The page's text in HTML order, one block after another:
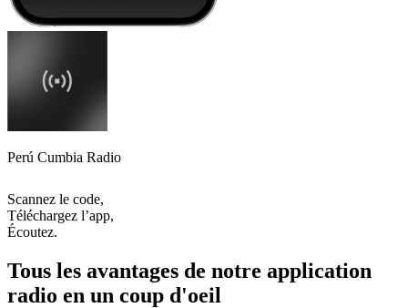
Perú Cumbia Radio
Scannez le code,
Téléchargez l’app,
Écoutez.
Tous les avantages de notre application
radio en un coup d'oeil